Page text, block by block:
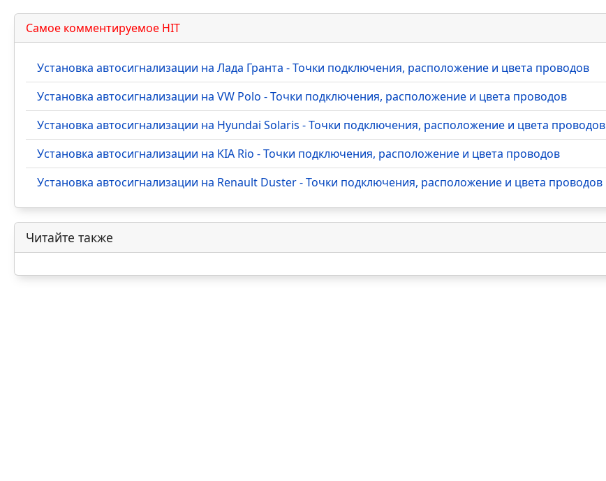
Самое комментируемое HIT
Установка автосигнализации на Лада Гранта - Точки подключения, расположение и цвета проводов
Установка автосигнализации на VW Polo - Точки подключения, расположение и цвета проводов
Установка автосигнализации на Hyundai Solaris - Точки подключения, расположение и цвета проводов
Установка автосигнализации на KIA Rio - Точки подключения, расположение и цвета проводов
Установка автосигнализации на Renault Duster - Точки подключения, расположение и цвета проводов
Читайте также